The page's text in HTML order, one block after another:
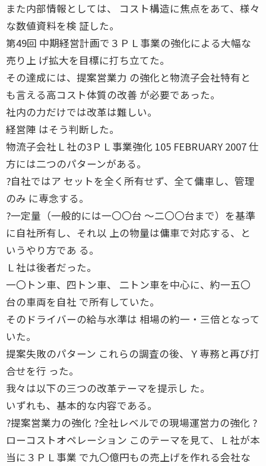
また内部情報としては、 コスト構造に焦点をあて、様々
な数値資料を検 証した。
第49回 中期経営計画で３ＰＬ事業の強化による大幅な
売り上 げ拡大を目標に打ち立てた。
その達成には、提案営業力 の強化と物流子会社特有と
も言える高コスト体質の改善 が必要であった。
社内の力だけでは改革は難しい。
経営陣 はそう判断した。
物流子会社Ｌ社の3ＰＬ事業強化 105 FEBRUARY 2007 仕
方には二つのパターンがある。
?自社ではア セットを全く所有せず、全て傭車し、管理
のみ に専念する。
?一定量（一般的には一〇〇台 〜二〇〇台まで）を基準
に自社所有し、それ以 上の物量は傭車で対応する、と
いうやり方であ る。
Ｌ社は後者だった。
一〇トン車、四トン車、 二トン車を中心に、約一五〇
台の車両を自社 で所有していた。
そのドライバーの給与水準は 相場の約一・三倍となって
いた。
提案失敗のパターン これらの調査の後、Ｙ専務と再び打
合せを行 った。
我々は以下の三つの改革テーマを提示し た。
いずれも、基本的な内容である。
?提案営業力の強化 ?全社レベルでの現場運営力の強化 ?
ローコストオペレーション このテーマを見て、Ｌ社が本
当に３ＰＬ事業 で九〇億円もの売上げを作れる会社な